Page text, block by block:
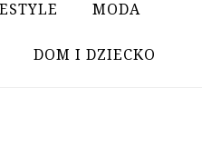
MODA
DOM I DZIECKO